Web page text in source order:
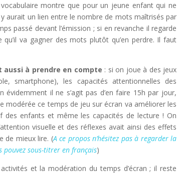
montre que pour un jeune enfant qui ne
aurait un lien entre le nombre de mots maîtrisés par
passé devant l’émission ; si en revanche il regarde
va gagner des mots plutôt qu’en perdre. Il faut
à prendre en compte : si on joue à des jeux
smartphone), les capacités attentionnelles des
il ne s’agit pas d’en faire 15h par jour,
modérée ce temps de jeu sur écran va améliorer les
des enfants et même les capacités de lecture ! On
visuelle et des réflexes avait ainsi des effets
de mieux lire. (A ce propos n’hésitez pas à regarder la
pouvez sous-titrer en français)
et la modération du temps d’écran ; il reste